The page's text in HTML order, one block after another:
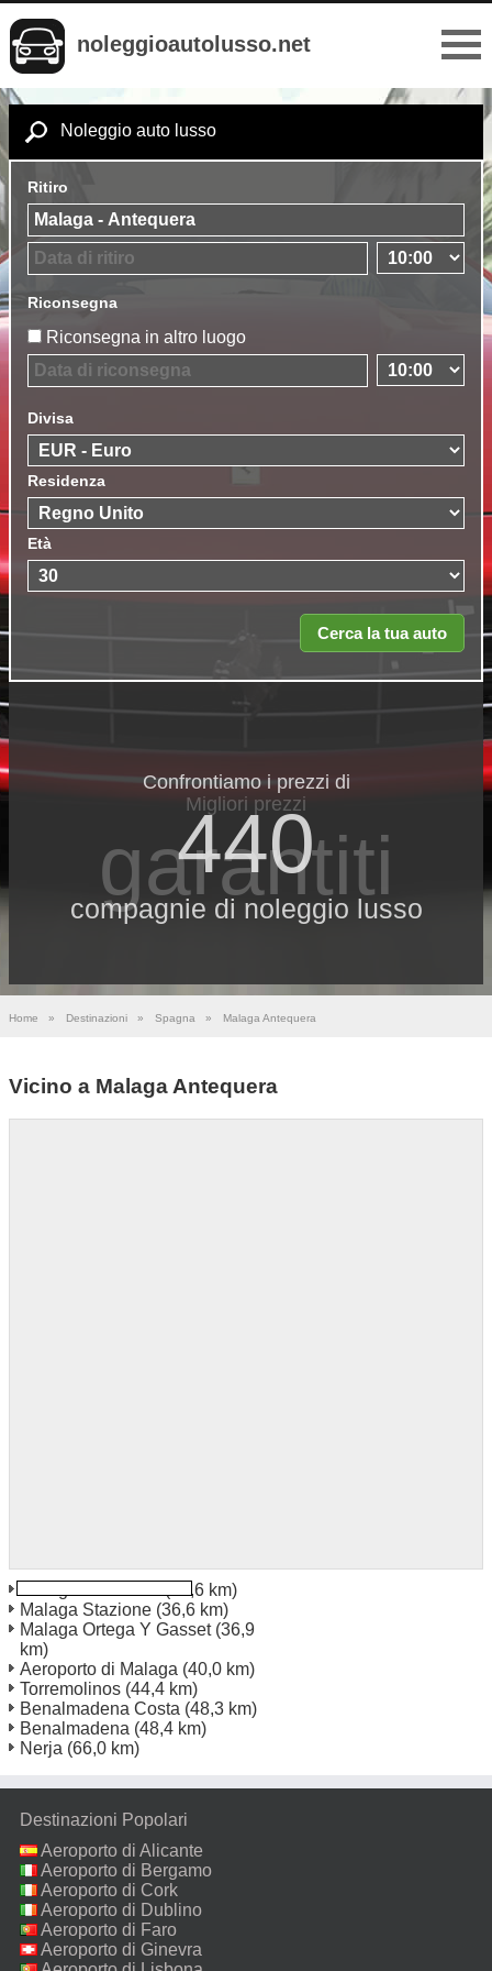
noleggioautolusso.net
Noleggio auto lusso
Ritiro
Riconsegna
Riconsegna in altro luogo
Divisa
Residenza
Età
Confrontiamo i prezzi di
440
compagnie di noleggio lusso
Migliori prezzi
garantiti
Home » Destinazioni » Spagna » Malaga Antequera
Vicino a Malaga Antequera
Malaga Carretería(35,6 km)
Malaga Stazione (36,6 km)
Malaga Ortega Y Gasset(36,9
km)
Aeroporto di Malaga (40,0 km)
Torremolinos (44,4 km)
Benalmadena Costa (48,3 km)
Benalmadena (48,4 km)
Nerja (66,0 km)
Destinazioni Popolari
Aeroporto di Alicante
Aeroporto di Bergamo
Aeroporto di Cork
Aeroporto di Dublino
Aeroporto di Faro
Aeroporto di Ginevra